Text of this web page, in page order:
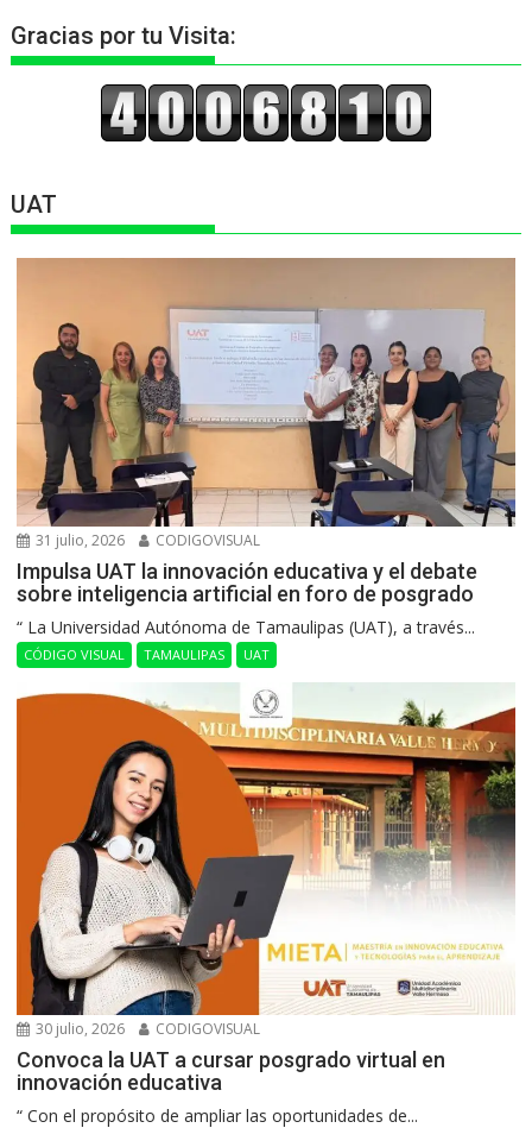
Gracias por tu Visita:
UAT
31 julio, 2026 CODIGOVISUAL
Impulsa UAT la innovación educativa y el debate
sobre inteligencia artificial en foro de posgrado
“ La Universidad Autónoma de Tamaulipas (UAT), a través...
CÓDIGO VISUAL TAMAULIPAS UAT
30 julio, 2026 CODIGOVISUAL
Convoca la UAT a cursar posgrado virtual en
innovación educativa
“ Con el propósito de ampliar las oportunidades de...